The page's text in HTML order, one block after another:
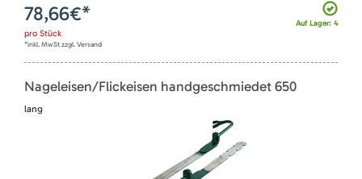
Auf Lager: 4
78,66€*
pro Stück
*inkl. MwSt zzgl. Versand
Nageleisen/Flickeisen handgeschmiedet 650
lang